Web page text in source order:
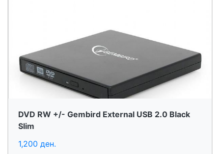
DVD RW +/- Gembird External USB 2.0 Black
Slim
1,200 ден.